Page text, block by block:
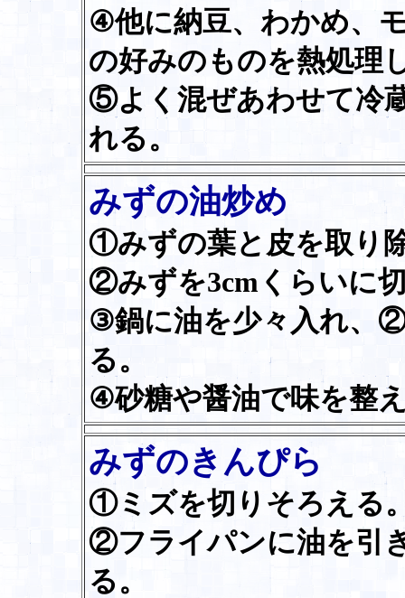
④他に納豆、わかめ、
の好みのものを熱処理
⑤よく混ぜあわせて冷
れる。
みずの油炒め
①みずの葉と皮を取り
②みずを3cmくらいに
③鍋に油を少々入れ、
る。
④砂糖や醤油で味を整
みずのきんぴら
①ミズを切りそろえる
②フライパンに油を引
る。